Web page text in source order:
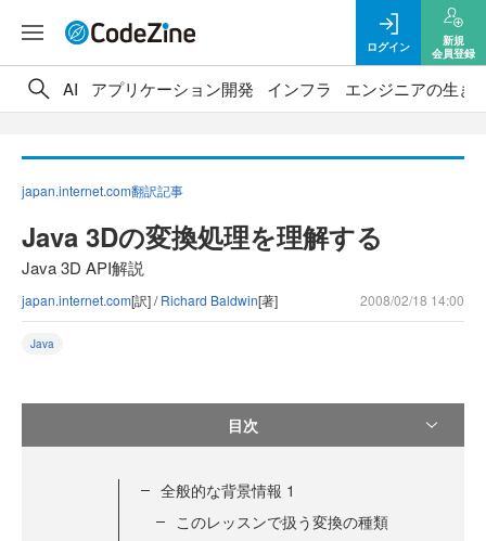
ログイン
新規
会員登録
AI アプリケーション開発 インフラ エンジニアの生き
japan.internet.com翻訳記事
Java 3Dの変換処理を理解する
Java 3D API解説
japan.internet.com[訳] /Richard Baldwin[著] 2008/02/18 14:00
Java
目次
全般的な背景情報 1
このレッスンで扱う変換の種類